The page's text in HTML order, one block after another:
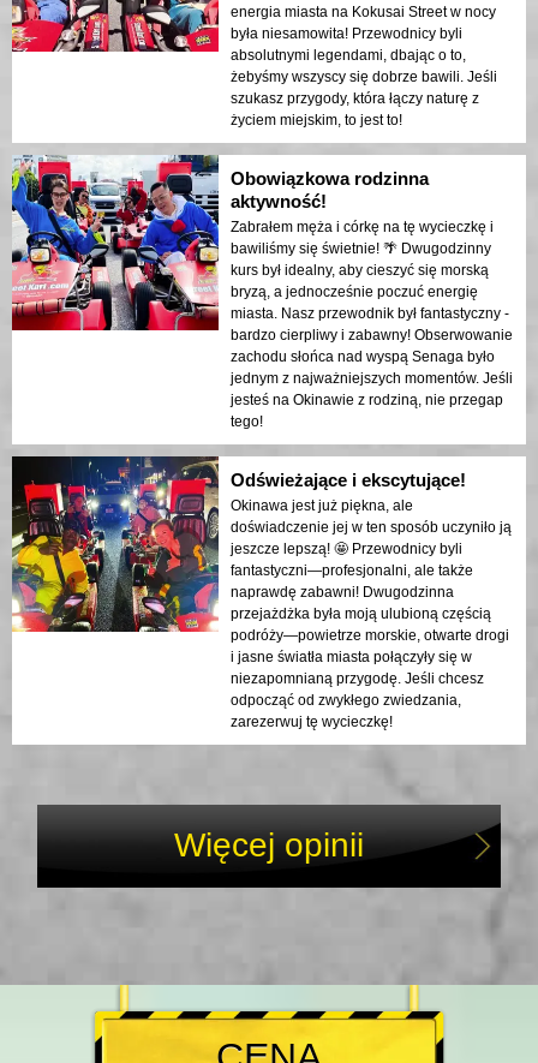
energia miasta na Kokusai Street w nocy
była niesamowita! Przewodnicy byli
absolutnymi legendami, dbając o to,
żebyśmy wszyscy się dobrze bawili. Jeśli
szukasz przygody, która łączy naturę z
życiem miejskim, to jest to!
Obowiązkowa rodzinna
aktywność!
Zabrałem męża i córkę na tę wycieczkę i
bawiliśmy się świetnie! 🌴 Dwugodzinny
kurs był idealny, aby cieszyć się morską
bryzą, a jednocześnie poczuć energię
miasta. Nasz przewodnik był fantastyczny -
bardzo cierpliwy i zabawny! Obserwowanie
zachodu słońca nad wyspą Senaga było
jednym z najważniejszych momentów. Jeśli
jesteś na Okinawie z rodziną, nie przegap
tego!
Odświeżające i ekscytujące!
Okinawa jest już piękna, ale
doświadczenie jej w ten sposób uczyniło ją
jeszcze lepszą! 🤩 Przewodnicy byli
fantastyczni—profesjonalni, ale także
naprawdę zabawni! Dwugodzinna
przejażdżka była moją ulubioną częścią
podróży—powietrze morskie, otwarte drogi
i jasne światła miasta połączyły się w
niezapomnianą przygodę. Jeśli chcesz
odpocząć od zwykłego zwiedzania,
zarezerwuj tę wycieczkę!
Więcej opinii